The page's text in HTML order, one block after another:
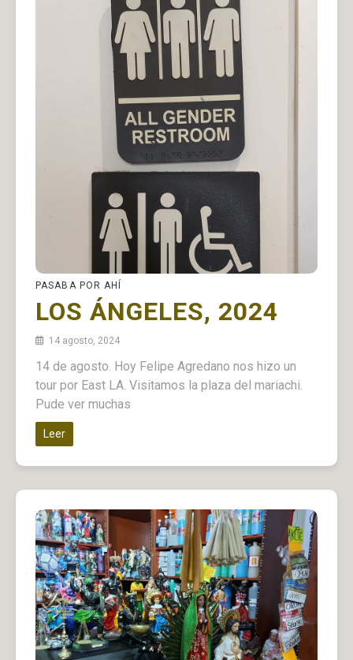
PASABA POR AHÍ
LOS ÁNGELES, 2024
14 agosto, 2024
14 de agosto. Hoy Felipe Agredano nos hizo un
tour por East LA. Visitamos la plaza del mariachi.
Pude ver muchas
Leer